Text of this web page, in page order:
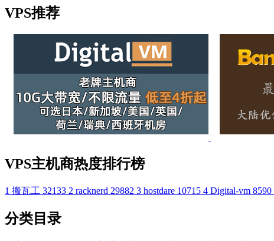
VPS推荐
VPS主机商热度排行榜
1 搬瓦工 32133 2 racknerd 29882 3 hostdare 10715 4 Digital-vm 8590
分类目录